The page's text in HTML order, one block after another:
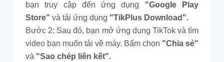
bạn truy cập đến ứng dụng "Google Play
Store" và tải ứng dụng "TikPlus Download".
Bước 2: Sau đó, bạn mở ứng dụng TikTok và tìm
video bạn muốn tải về máy. Bấm chọn "Chia sẻ"
và "Sao chép liên kết".